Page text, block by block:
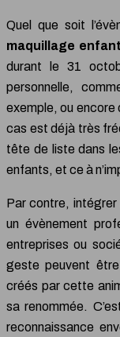
Quel que soit
maquillage
durant le 31
personnelle,
exemple, ou encore
cas est déjà très
tête de liste dans
enfants, et ce à
Par contre, intégrer
un évènement
entreprises ou
geste peuvent
créés par cette
sa renommée.
reconnaissance